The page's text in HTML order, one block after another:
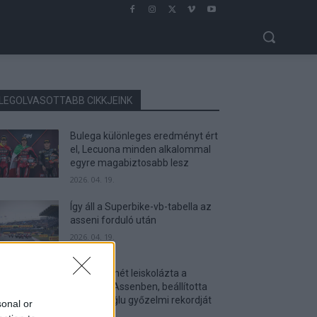
or
LEGOLVASOTTABB CIKKJEINK
Bulega különleges eredményt ért
el, Lecuona minden alkalommal
egyre magabiztosabb lesz
2026. 04. 19.
Így áll a Superbike-vb-tabella az
asseni forduló után
2026. 04. 19.
Bulega ismét leiskolázta a
mezőnyt Assenben, beállította
Razgatlıoğlu győzelmi rekordját